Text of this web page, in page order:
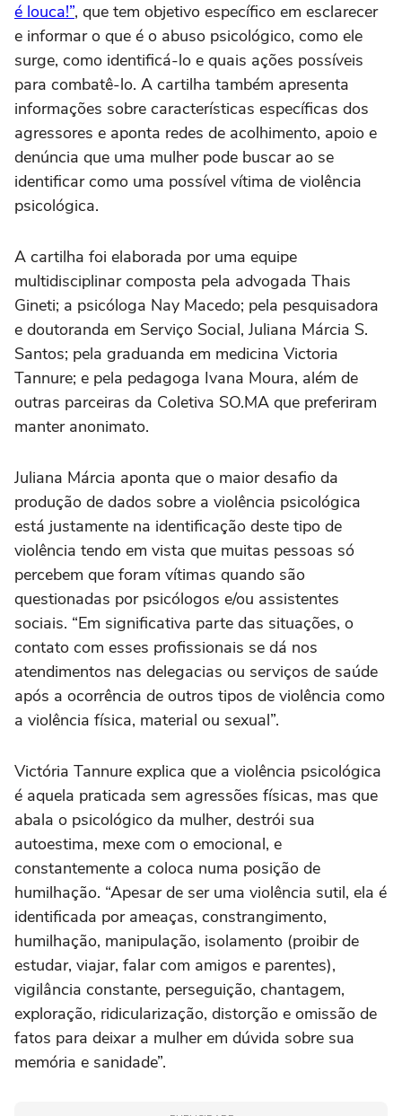
é louca!”, que tem objetivo específico em esclarecer
e informar o que é o abuso psicológico, como ele
surge, como identificá-lo e quais ações possíveis
para combatê-lo. A cartilha também apresenta
informações sobre características específicas dos
agressores e aponta redes de acolhimento, apoio e
denúncia que uma mulher pode buscar ao se
identificar como uma possível vítima de violência
psicológica.
A cartilha foi elaborada por uma equipe
multidisciplinar composta pela advogada Thais
Gineti; a psicóloga Nay Macedo; pela pesquisadora
e doutoranda em Serviço Social, Juliana Márcia S.
Santos; pela graduanda em medicina Victoria
Tannure; e pela pedagoga Ivana Moura, além de
outras parceiras da Coletiva SO.MA que preferiram
manter anonimato.
Juliana Márcia aponta que o maior desafio da
produção de dados sobre a violência psicológica
está justamente na identificação deste tipo de
violência tendo em vista que muitas pessoas só
percebem que foram vítimas quando são
questionadas por psicólogos e/ou assistentes
sociais. “Em significativa parte das situações, o
contato com esses profissionais se dá nos
atendimentos nas delegacias ou serviços de saúde
após a ocorrência de outros tipos de violência como
a violência física, material ou sexual”.
Victória Tannure explica que a violência psicológica
é aquela praticada sem agressões físicas, mas que
abala o psicológico da mulher, destrói sua
autoestima, mexe com o emocional, e
constantemente a coloca numa posição de
humilhação. “Apesar de ser uma violência sutil, ela é
identificada por ameaças, constrangimento,
humilhação, manipulação, isolamento (proibir de
estudar, viajar, falar com amigos e parentes),
vigilância constante, perseguição, chantagem,
exploração, ridicularização, distorção e omissão de
fatos para deixar a mulher em dúvida sobre sua
memória e sanidade”.